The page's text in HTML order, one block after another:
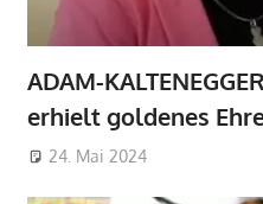
ADAM-
erhielt goldenes
24. Mai 2024